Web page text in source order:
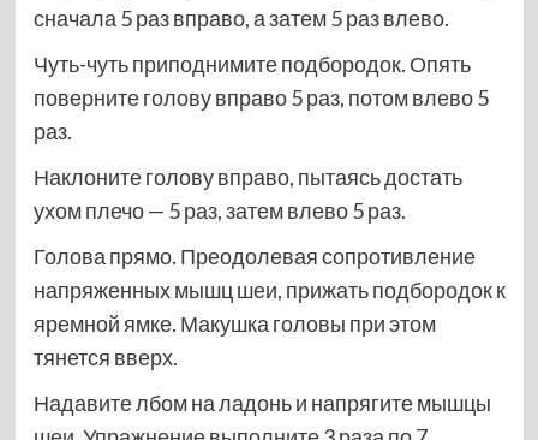
сначала 5 раз вправо, а затем 5 раз влево.
Чуть-чуть приподнимите подбородок. Опять
поверните голову вправо 5 раз, потом влево 5
раз.
Наклоните голову вправо, пытаясь достать
ухом плечо — 5 раз, затем влево 5 раз.
Голова прямо. Преодолевая сопротивление
напряженных мышц шеи, прижать подбородок к
яремной ямке. Макушка головы при этом
тянется вверх.
Надавите лбом на ладонь и напрягите мышцы